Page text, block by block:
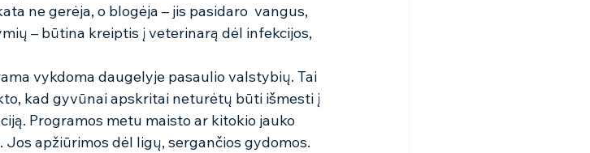
ne gerėja, o blogėja – jis pasidaro  vangus,
– būtina kreiptis į veterinarą dėl infekcijos,
vykdoma daugelyje pasaulio valstybių. Tai
kad gyvūnai apskritai neturėtų būti išmesti į
Programos metu maisto ar kitokio jauko
apžiūrimos dėl ligų, sergančios gydomos.